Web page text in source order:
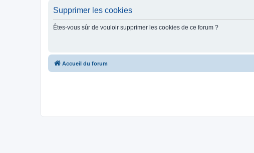
Supprimer les cookies
Êtes-vous sûr de vouloir supprimer les cookies de ce forum ?
Accueil du forum